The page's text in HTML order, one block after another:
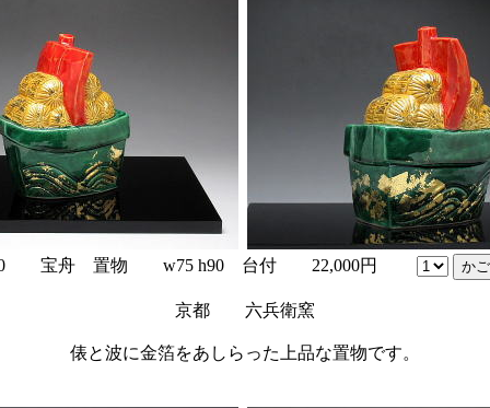
宝舟 置物 w75 h90 台付 22,000円
京都 六兵衛窯
俵と波に金箔をあしらった上品な置物です。